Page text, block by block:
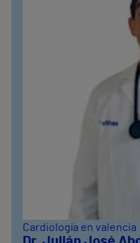
Cardiología en valencia